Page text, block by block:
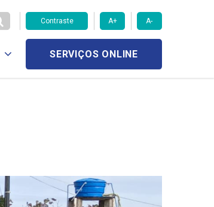
Contraste A+ A-
SERVIÇOS ONLINE